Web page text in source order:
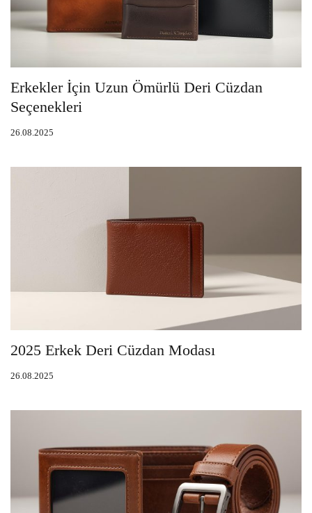
Erkekler İçin Uzun Ömürlü Deri Cüzdan
Seçenekleri
26.08.2025
2025 Erkek Deri Cüzdan Modası
26.08.2025